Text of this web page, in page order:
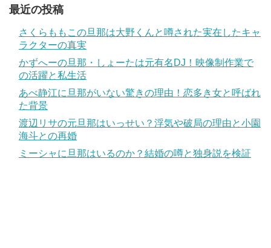
最近の投稿
さくらももこの旦那は大野くんと噂された実在したキャ
ラクターの真実
かずへーの旦那・しょーたは元有名DJ！映像制作業で
の活躍と私生活
あべ静江に旦那がいない驚きの理由！恋多き女と呼ばれ
た背景
渡辺リサの元旦那はいっせい？浮気や破局の理由と小園
海斗との再婚
ミーシャに旦那はいるのか？結婚の噂と独身説を検証